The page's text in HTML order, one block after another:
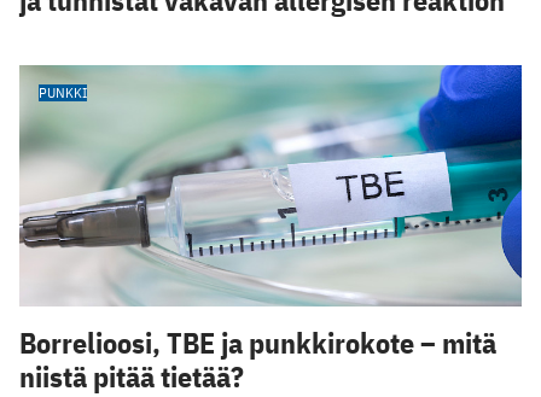
PUNKKI
Borrelioosi, TBE ja punkkirokote – mitä
niistä pitää tietää?